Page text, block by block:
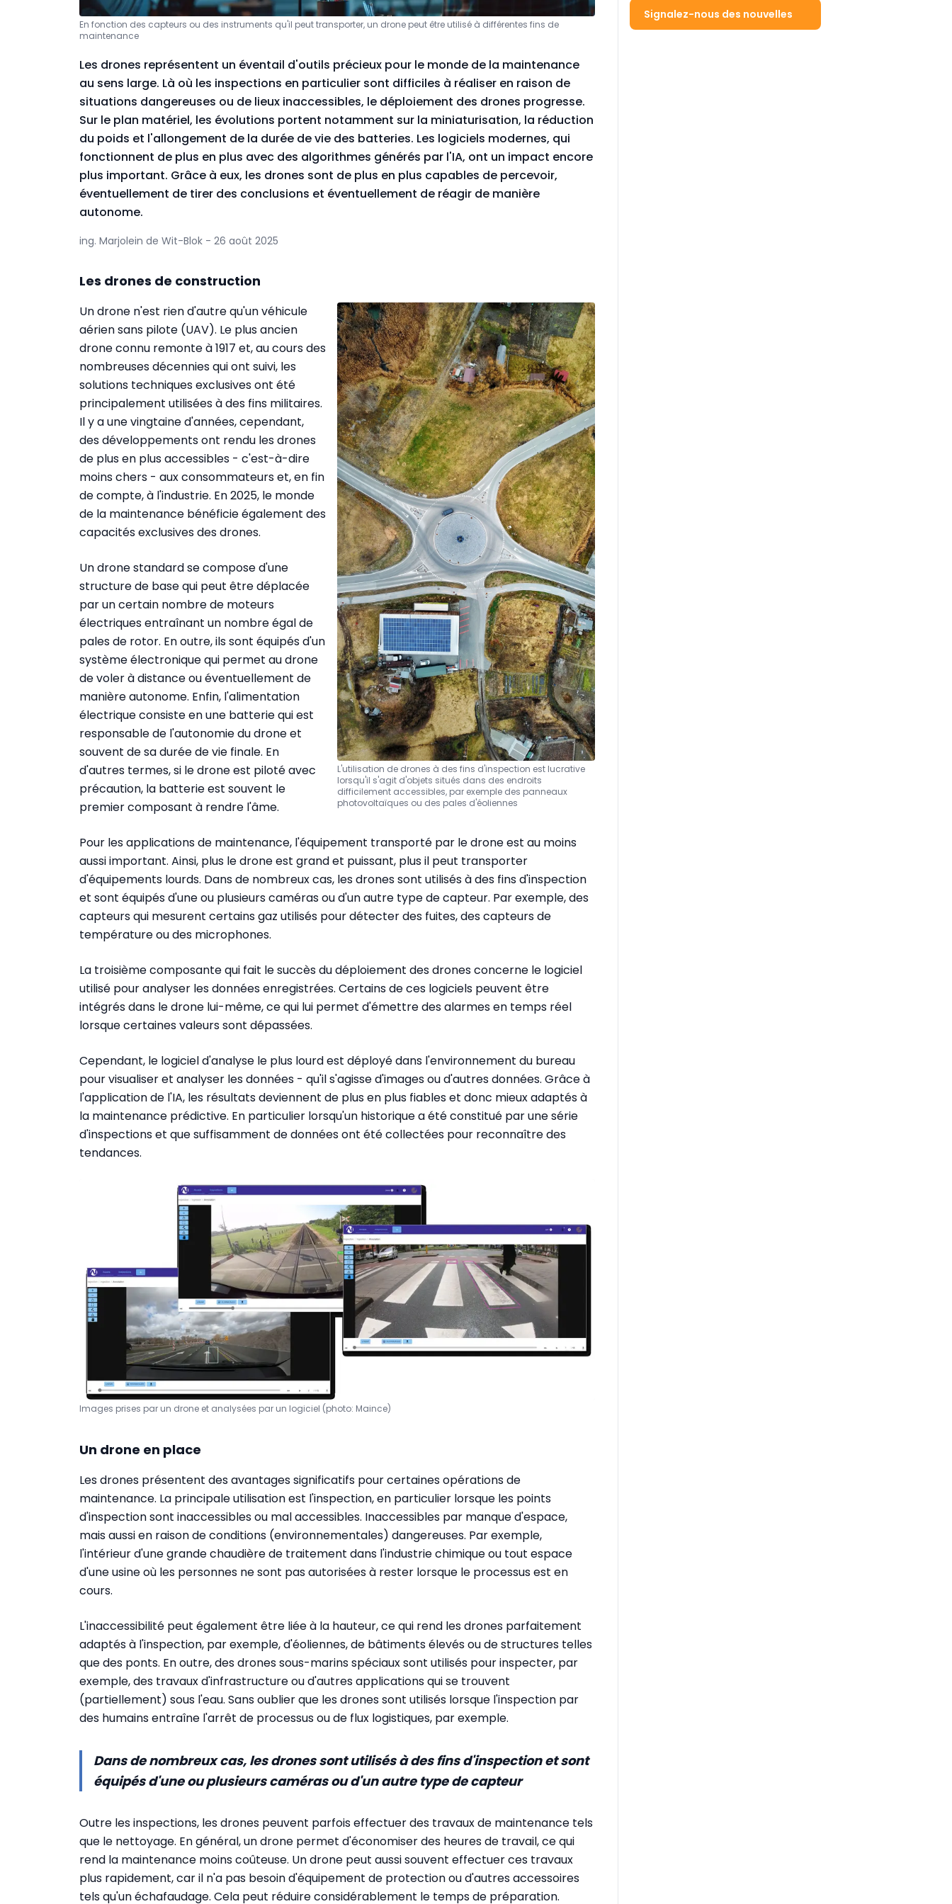
En fonction des capteurs ou des instruments qu'il peut transporter, un drone peut être utilisé à différentes fins de
maintenance
Les drones représentent un éventail d'outils précieux pour le monde de la maintenance
au sens large. Là où les inspections en particulier sont difficiles à réaliser en raison de
situations dangereuses ou de lieux inaccessibles, le déploiement des drones progresse.
Sur le plan matériel, les évolutions portent notamment sur la miniaturisation, la réduction
du poids et l'allongement de la durée de vie des batteries. Les logiciels modernes, qui
fonctionnent de plus en plus avec des algorithmes générés par l'IA, ont un impact encore
plus important. Grâce à eux, les drones sont de plus en plus capables de percevoir,
éventuellement de tirer des conclusions et éventuellement de réagir de manière
autonome.
ing. Marjolein de Wit-Blok - 26 août 2025
Les drones de construction
L'utilisation de drones à des fins d'inspection est lucrative
lorsqu'il s'agit d'objets situés dans des endroits
difficilement accessibles, par exemple des panneaux
photovoltaïques ou des pales d'éoliennes
Un drone n'est rien d'autre qu'un véhicule
aérien sans pilote (UAV). Le plus ancien
drone connu remonte à 1917 et, au cours des
nombreuses décennies qui ont suivi, les
solutions techniques exclusives ont été
principalement utilisées à des fins militaires.
Il y a une vingtaine d'années, cependant,
des développements ont rendu les drones
de plus en plus accessibles - c'est-à-dire
moins chers - aux consommateurs et, en fin
de compte, à l'industrie. En 2025, le monde
de la maintenance bénéficie également des
capacités exclusives des drones.
Un drone standard se compose d'une
structure de base qui peut être déplacée
par un certain nombre de moteurs
électriques entraînant un nombre égal de
pales de rotor. En outre, ils sont équipés d'un
système électronique qui permet au drone
de voler à distance ou éventuellement de
manière autonome. Enfin, l'alimentation
électrique consiste en une batterie qui est
responsable de l'autonomie du drone et
souvent de sa durée de vie finale. En
d'autres termes, si le drone est piloté avec
précaution, la batterie est souvent le
premier composant à rendre l'âme.
Pour les applications de maintenance, l'équipement transporté par le drone est au moins
aussi important. Ainsi, plus le drone est grand et puissant, plus il peut transporter
d'équipements lourds. Dans de nombreux cas, les drones sont utilisés à des fins d'inspection
et sont équipés d'une ou plusieurs caméras ou d'un autre type de capteur. Par exemple, des
capteurs qui mesurent certains gaz utilisés pour détecter des fuites, des capteurs de
température ou des microphones.
La troisième composante qui fait le succès du déploiement des drones concerne le logiciel
utilisé pour analyser les données enregistrées. Certains de ces logiciels peuvent être
intégrés dans le drone lui-même, ce qui lui permet d'émettre des alarmes en temps réel
lorsque certaines valeurs sont dépassées.
Cependant, le logiciel d'analyse le plus lourd est déployé dans l'environnement du bureau
pour visualiser et analyser les données - qu'il s'agisse d'images ou d'autres données. Grâce à
l'application de l'IA, les résultats deviennent de plus en plus fiables et donc mieux adaptés à
la maintenance prédictive. En particulier lorsqu'un historique a été constitué par une série
d'inspections et que suffisamment de données ont été collectées pour reconnaître des
tendances.
Images prises par un drone et analysées par un logiciel (photo: Maince)
Un drone en place
Les drones présentent des avantages significatifs pour certaines opérations de
maintenance. La principale utilisation est l'inspection, en particulier lorsque les points
d'inspection sont inaccessibles ou mal accessibles. Inaccessibles par manque d'espace,
mais aussi en raison de conditions (environnementales) dangereuses. Par exemple,
l'intérieur d'une grande chaudière de traitement dans l'industrie chimique ou tout espace
d'une usine où les personnes ne sont pas autorisées à rester lorsque le processus est en
cours.
L'inaccessibilité peut également être liée à la hauteur, ce qui rend les drones parfaitement
adaptés à l'inspection, par exemple, d'éoliennes, de bâtiments élevés ou de structures telles
que des ponts. En outre, des drones sous-marins spéciaux sont utilisés pour inspecter, par
exemple, des travaux d'infrastructure ou d'autres applications qui se trouvent
(partiellement) sous l'eau. Sans oublier que les drones sont utilisés lorsque l'inspection par
des humains entraîne l'arrêt de processus ou de flux logistiques, par exemple.
Dans de nombreux cas, les drones sont utilisés à des fins d'inspection et sont
équipés d'une ou plusieurs caméras ou d'un autre type de capteur
Outre les inspections, les drones peuvent parfois effectuer des travaux de maintenance tels
que le nettoyage. En général, un drone permet d'économiser des heures de travail, ce qui
rend la maintenance moins coûteuse. Un drone peut aussi souvent effectuer ces travaux
plus rapidement, car il n'a pas besoin d'équipement de protection ou d'autres accessoires
tels qu'un échafaudage. Cela peut réduire considérablement le temps de préparation.
Signalez-nous des nouvelles